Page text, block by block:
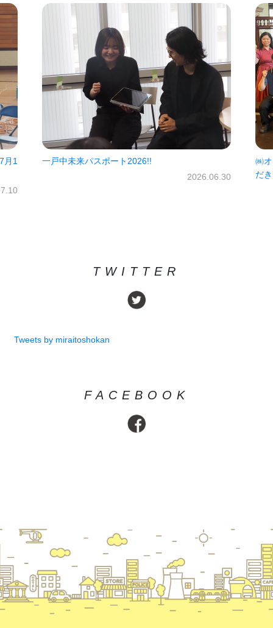
月1
一戸中未来パスポート2026!!
2026.06.30
㈱
だ
TWITTER
Tweets by miraitoshokan
FACEBOOK